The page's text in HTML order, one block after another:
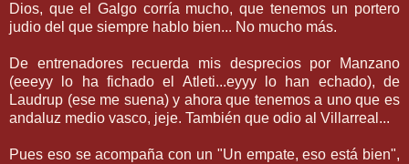
Dios, que el Galgo corría mucho, que tenemos un portero
judio del que siempre hablo bien... No mucho más.
De entrenadores recuerda mis desprecios por Manzano
(eeeyy lo ha fichado el Atleti...eyyy lo han echado), de
Laudrup (ese me suena) y ahora que tenemos a uno que es
andaluz medio vasco, jeje. También que odio al Villarreal...
Pues eso se acompaña con un "Un empate, eso está bien",